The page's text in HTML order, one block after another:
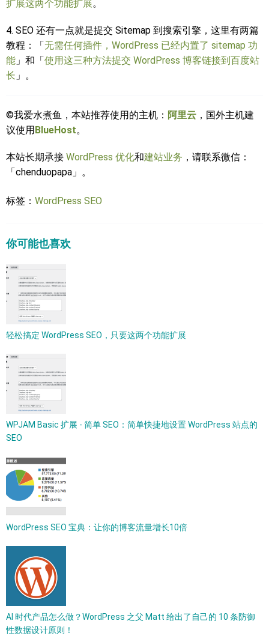
扩展这两个功能扩展。
4. SEO 还有一点就是提交 Sitemap 到搜索引擎，这里有两篇
教程：「无需任何插件，WordPress 已经内置了 sitemap 功
能 」和「使用这三种方法提交 WordPress 博客链接到百度站
长 」。
©我爱水煮鱼，本站推荐使用的主机： 阿里云 ，国外主机建
议使用BlueHost。
本站长期承接 WordPress 优化和建站业务 ，请联系微信：
「chenduopapa」。
标签： WordPress SEO
你可能也喜欢
轻松搞定 WordPress SEO，只要这两个功能扩展
WPJAM Basic 扩展 - 简单 SEO：简单快捷地设置 WordPress 站点的
SEO
WordPress SEO 宝典：让你的博客流量增长10倍
AI 时代产品怎么做？WordPress 之父 Matt 给出了自己的 10 条防御
性数据设计原则！